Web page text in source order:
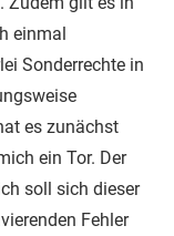
einmal
Sonderrechte in
es zunächst
ein Tor. Der
soll sich dieser
Fehler